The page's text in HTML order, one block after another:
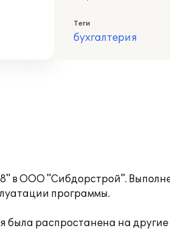
Теги
бухгалтерия
в ООО "Сибдорстрой".
программы.
была распростанена на